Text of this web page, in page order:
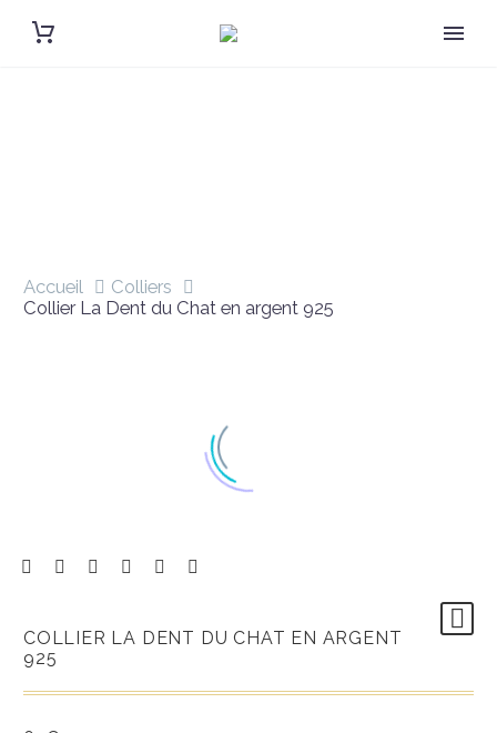
Accueil
Colliers
Collier La Dent du Chat en argent 925
COLLIER LA DENT DU CHAT EN ARGENT
925